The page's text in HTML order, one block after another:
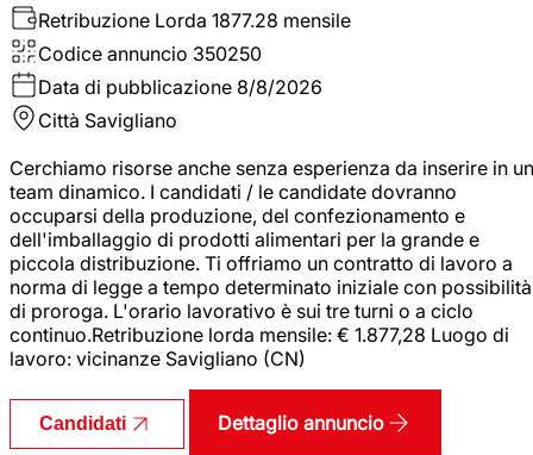
Retribuzione Lorda 1877.28 mensile
Codice annuncio 350250
Data di pubblicazione 8/8/2026
Città Savigliano
Cerchiamo risorse anche senza esperienza da inserire in un
team dinamico. I candidati / le candidate dovranno
occuparsi della produzione, del confezionamento e
dell'imballaggio di prodotti alimentari per la grande e
piccola distribuzione. Ti offriamo un contratto di lavoro a
norma di legge a tempo determinato iniziale con possibilità
di proroga. L'orario lavorativo è sui tre turni o a ciclo
continuo.Retribuzione lorda mensile: € 1.877,28 Luogo di
lavoro: vicinanze Savigliano (CN)
Candidati Dettaglio annuncio